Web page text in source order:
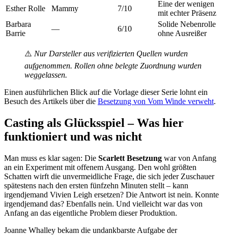
Esther Rolle
Mammy 7/10
Eine der wenigen
mit echter Präsenz
Barbara
Barrie
— 6/10
Solide Nebenrolle
ohne Ausreißer
⚠️ Nur Darsteller aus verifizierten Quellen wurden
aufgenommen. Rollen ohne belegte Zuordnung wurden
weggelassen.
Einen ausführlichen Blick auf die Vorlage dieser Serie lohnt ein
Besuch des Artikels über die Besetzung von Vom Winde verweht.
Casting als Glücksspiel – Was hier
funktioniert und was nicht
Man muss es klar sagen: Die Scarlett Besetzung war von Anfang
an ein Experiment mit offenem Ausgang. Den wohl größten
Schatten wirft die unvermeidliche Frage, die sich jeder Zuschauer
spätestens nach den ersten fünfzehn Minuten stellt – kann
irgendjemand Vivien Leigh ersetzen? Die Antwort ist nein. Konnte
irgendjemand das? Ebenfalls nein. Und vielleicht war das von
Anfang an das eigentliche Problem dieser Produktion.
Joanne Whalley bekam die undankbarste Aufgabe der